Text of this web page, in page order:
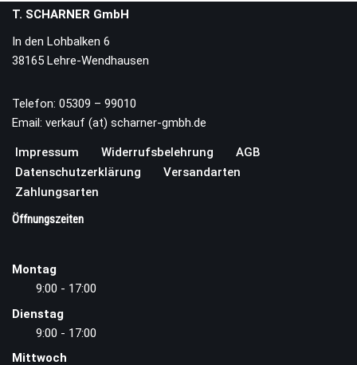
T. SCHARNER GmbH
In den Lohbalken 6
38165 Lehre-Wendhausen
Telefon: 05309 – 99010
Email: verkauf (at) scharner-gmbh.de
Impressum Widerrufsbelehrung
AGB
Datenschutzerklärung
Versandarten
Zahlungsarten
Öffnungszeiten
Montag
9:00 - 17:00
Dienstag
9:00 - 17:00
Mittwoch